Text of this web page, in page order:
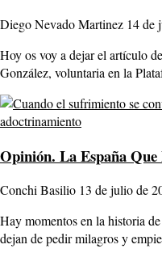
Diego Nevado Martinez 14 de
Hoy os voy a dejar el artículo
González, voluntaria en la
Opinión. La España
Conchi Basilio 13 de julio de
Hay momentos en la historia
dejan de pedir milagros y